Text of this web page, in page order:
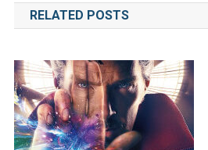
RELATED POSTS